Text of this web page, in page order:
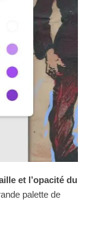
et l’opacité du
palette de